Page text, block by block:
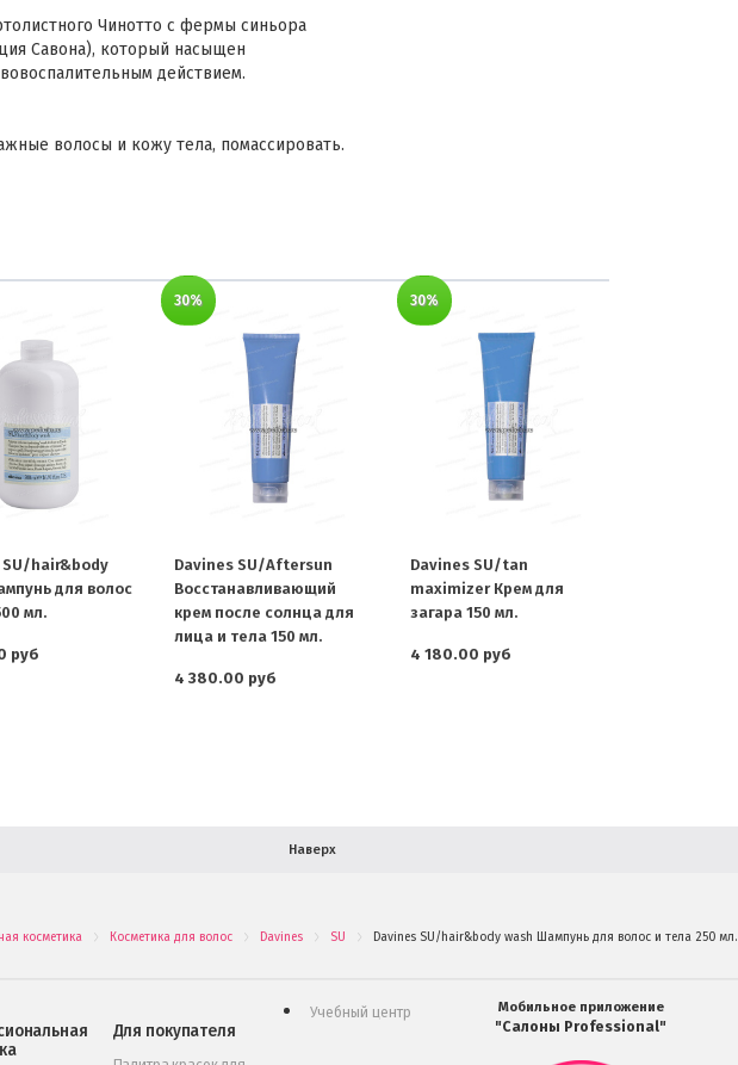
Чинотто с фермы синьора
Савона), который насыщен
действием.
волосы и кожу тела, помассировать.
SU/hair&body
для волос
мл.
руб
30%
Davines SU/Aftersun
Восстанавливающий
крем после солнца для
лица и тела 150 мл.
4 380.00 руб
30%
Davines SU/tan
maximizer Крем для
загара 150 мл.
4 180.00 руб
Наверх
косметика Косметика для волос Davines SU Davines SU/hair&body wash Шампунь для волос и тела 250 мл.
Для покупателя
Учебный центр Мобильное приложение
"Салоны Professional"